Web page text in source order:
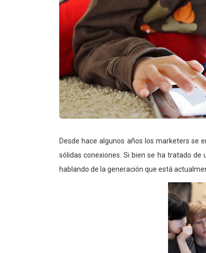
Desde hace algunos años los marketers se
sólidas conexiones. Si bien se ha tratado
hablando de la generación que está